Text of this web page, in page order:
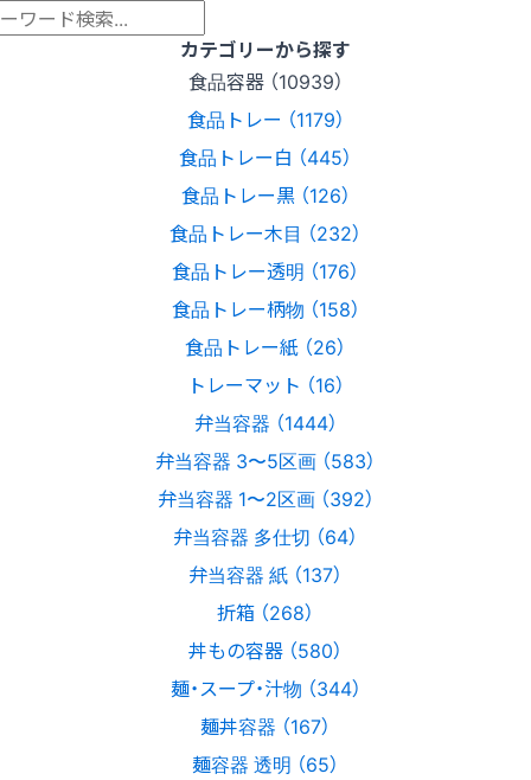
カテゴリーから探す
食品容器 （10939）
食品トレー （1179）
食品トレー白 （445）
食品トレー黒 （126）
食品トレー木目 （232）
食品トレー透明 （176）
食品トレー柄物 （158）
食品トレー紙 （26）
トレーマット （16）
弁当容器 （1444）
弁当容器 3〜5区画 （583）
弁当容器 1〜2区画 （392）
弁当容器 多仕切 （64）
弁当容器 紙 （137）
折箱 （268）
丼もの容器 （580）
麺・スープ・汁物 （344）
麺丼容器 （167）
麺容器 透明 （65）